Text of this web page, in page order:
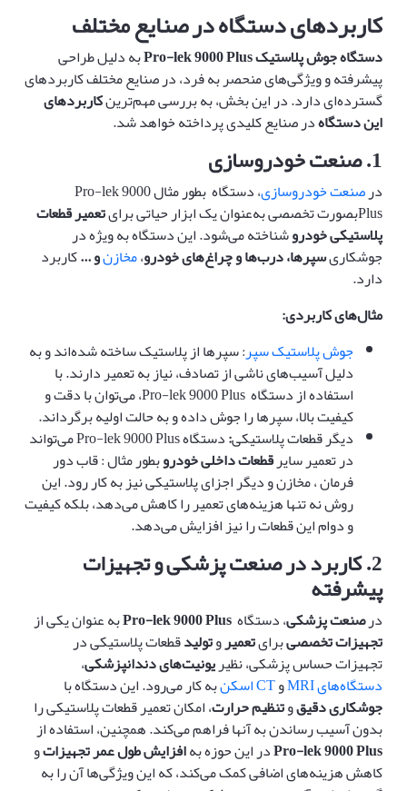
کاربردهای دستگاه در صنایع مختلف
دستگاهجوش پلاستیک به دلیل طراحی
پیشرفته و ویژگی‌های منحصر به فرد، در صنایع مختلف کاربردهای
گسترده‌ای دارد. در این بخش، به بررسی مهم‌ترینکاربردهای
این دستگاهدر صنایع کلیدی پرداخته خواهد شد.
1. صنعت خودروسازی
درصنعت خودروسازی ، دستگاه بطور مثال Pro-lek 9000
Plusبصورت تخصصی به‌عنوان یک ابزار حیاتی برای تعمیر قطعات
پلاستیکی خودروشناخته می‌شود. این دستگاه به ویژه در
جوشکاریسپرها، درب‌ها و چراغ‌های خودرو،مخازنو...کاربرد
دارد.
مثال‌های کاربردی:
جوش پلاستیک سپر: سپرها از پلاستیک ساخته شده‌اند و به
دلیل آسیب‌های ناشی از تصادف، نیاز به تعمیر دارند. با
استفاده از دستگاه Pro-lek 9000 Plus، می‌توان با دقت و
کیفیت بالا، سپرها را جوش داده و به حالت اولیه برگرداند.
دیگر قطعات پلاستیکی: دستگاه Pro-lek 9000 Plus می‌تواند
در تعمیر سایرقطعات داخلی خودروبطور مثال : قاب دور
فرمان ، مخازن و دیگر اجزای پلاستیکی نیز به کار رود. این
روش نه تنها هزینه‌های تعمیر را کاهش می‌دهد، بلکه کیفیت
و دوام این قطعات را نیز افزایش می‌دهد.
2. کاربرد در صنعت پزشکی و تجهیزات
پیشرفته
درصنعت پزشکی، دستگاهPro-lek 9000 Plusبه عنوان یکی از
تجهیزات تخصصیبرایتعمیروتولیدقطعات پلاستیکی در
تجهیزات حساس پزشکی، نظیریونیت‌های دندانپزشکی،
دستگاه‌های MRI وCT اسکن به کار می‌رود. این دستگاه با
جوشکاری دقیقوتنظیم حرارت، امکان تعمیر قطعات پلاستیکی را
بدون آسیب رساندن به آنها فراهم می‌کند. همچنین، استفاده از
Pro-lek 9000 Plusدر این حوزه بهافزایش طول عمر تجهیزاتو
کاهش هزینه‌های اضافی کمک می‌کند، که این ویژگی‌ها آن را به